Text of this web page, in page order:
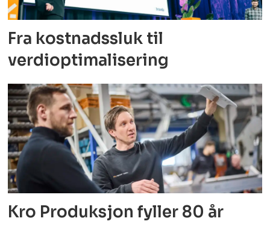
Fra kostnadssluk til
verdioptimalisering
Kro Produksjon fyller 80 år